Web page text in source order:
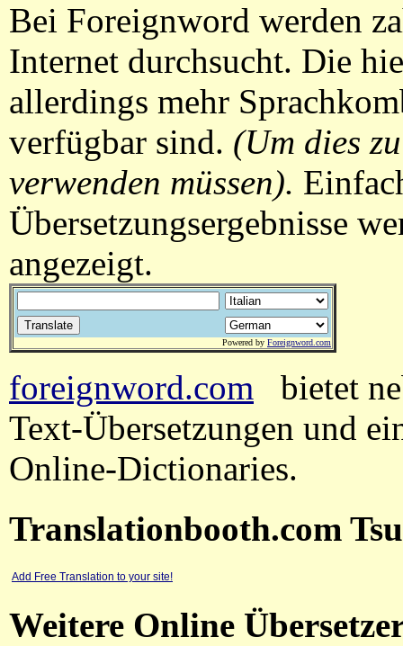
Bei Foreignword werden
Internet durchsucht. Die
allerdings mehr
verfügbar sind. (Um dies
verwenden müssen).
Übersetzungsergebnisse
angezeigt.
Powered by Foreignword.com
foreignword.com bietet
Text-Übersetzungen und
Online-Dictionaries.
Translationbooth.com
Add Free Translation to your site!
Weitere Online